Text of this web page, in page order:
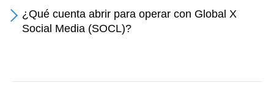
¿Qué cuenta abrir para operar con Global X
Social Media (SOCL)?